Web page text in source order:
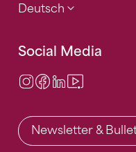
Deutsch
Social Media
Instagram
Facebook
LinkedIn
Newsletter &